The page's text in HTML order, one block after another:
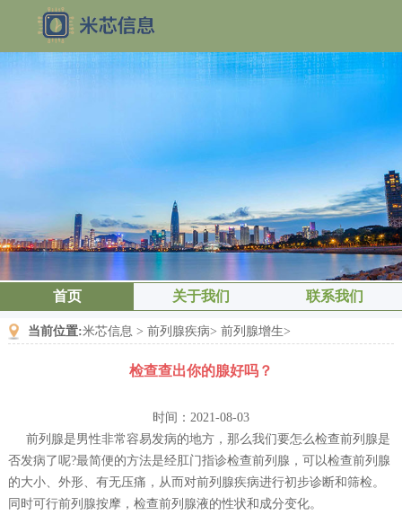
首页 关于我们 联系我们
当前位置:米芯信息 >前列腺疾病>前列腺增生>
检查查出你的腺好吗？
时间：2021-08-03
前列腺是男性非常容易发病的地方，那么我们要怎么检查前列腺是
否发病了呢?最简便的方法是经肛门指诊检查前列腺，可以检查前列腺
的大小、外形、有无压痛，从而对前列腺疾病进行初步诊断和筛检。
同时可行前列腺按摩，检查前列腺液的性状和成分变化。